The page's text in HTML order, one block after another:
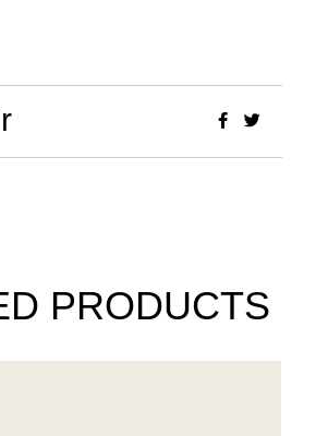
PRODUCTS